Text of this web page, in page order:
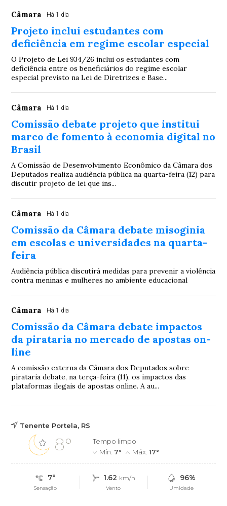
Câmara Há 1 dia
Projeto inclui estudantes com
deficiência em regime escolar especial
O Projeto de Lei 934/26 inclui os estudantes com
deficiência entre os beneficiários do regime escolar
especial previsto na Lei de Diretrizes e Base...
Câmara Há 1 dia
Comissão debate projeto que institui
marco de fomento à economia digital no
Brasil
A Comissão de Desenvolvimento Econômico da Câmara dos
Deputados realiza audiência pública na quarta-feira (12) para
discutir projeto de lei que ins...
Câmara Há 1 dia
Comissão da Câmara debate misoginia
em escolas e universidades na quarta-
feira
Audiência pública discutirá medidas para prevenir a violência
contra meninas e mulheres no ambiente educacional
Câmara Há 1 dia
Comissão da Câmara debate impactos
da pirataria no mercado de apostas on-
line
A comissão externa da Câmara dos Deputados sobre
pirataria debate, na terça-feira (11), os impactos das
plataformas ilegais de apostas online. A au...
Tenente Portela, RS
8°
Tempo limpo
Mín. 7° Máx.17°
7°
Sensação
1.62 km/h
Vento
96%
Umidade